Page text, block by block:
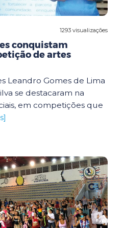
1293 visualizações
conquistam
de artes
Leandro Gomes de Lima
se destacaram na
em competições que